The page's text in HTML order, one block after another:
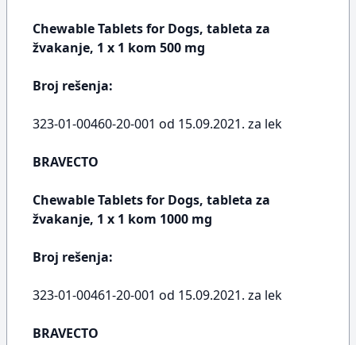
Chewable Tablets for Dogs, tableta za
žvakanje, 1 x 1 kom 500 mg
Broj rešenja:
323-01-00460-20-001 od 15.09.2021. za lek
BRAVECTO
Chewable Tablets for Dogs, tableta za
žvakanje, 1 x 1 kom 1000 mg
Broj rešenja:
323-01-00461-20-001 od 15.09.2021. za lek
BRAVECTO